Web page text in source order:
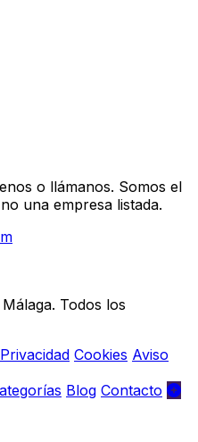
o llámanos. Somos el
una empresa listada.
Todos los
Cookies Aviso
Blog Contacto